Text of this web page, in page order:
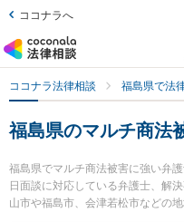
ココナラへ
ココナラ法律相談 福島県で法
福島県のマルチ商法
福島県でマルチ商法被害に強い弁
日面談に対応している弁護士、解
山市や福島市、会津若松市などの